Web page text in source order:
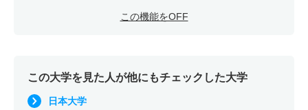
この機能をOFF
この大学を見た人が他にもチェックした大学
日本大学